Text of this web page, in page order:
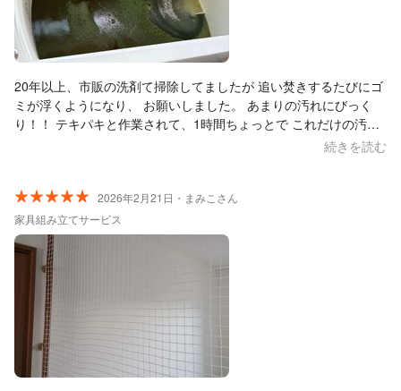
20年以上、市販の洗剤て掃除してましたが 追い焚きするたびにゴ
ミが浮くようになり、 お願いしました。 あまりの汚れにびっく
り！！ テキパキと作業されて、1時間ちょっとで これだけの汚れ
続きを読む
2026年2月21日・まみこさん
家具組み立てサービス